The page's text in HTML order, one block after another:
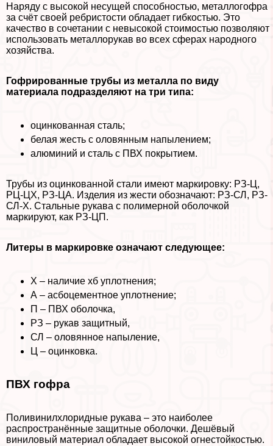
Наряду с высокой несущей способностью, металлогофра
за счёт своей ребристости обладает гибкостью. Это
качество в сочетании с невысокой стоимостью позволяют
использовать металлорукав во всех сферах народного
хозяйства.
Гофрированные трубы из металла по виду
материала подразделяют на три типа:
оцинкованная сталь;
белая жесть с оловянным напылением;
алюминий и сталь с ПВХ покрытием.
Трубы из оцинкованной стали имеют маркировку: РЗ-Ц,
РЦ-ЦХ, РЗ-ЦА. Изделия из жести обозначают: РЗ-СЛ, РЗ-
СЛ-Х. Стальные рукава с полимерной оболочкой
маркируют, как РЗ-ЦП.
Литеры в маркировке означают следующее:
Х – наличие хб уплотнения;
А – асбоцементное уплотнение;
П – ПВХ оболочка,
РЗ – рукав защитный,
СЛ – оловянное напыление,
Ц – оцинковка.
ПВХ гофра
Поливинилхлоридные рукава – это наиболее
распространённые защитные оболочки. Дешёвый
виниловый материал обладает высокой огнестойкостью.